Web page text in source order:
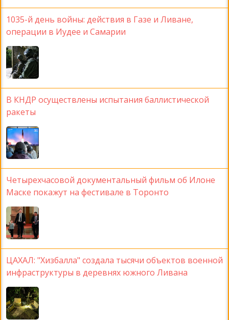
1035-й день войны: действия в Газе и Ливане,
операции в Иудее и Самарии
В КНДР осуществлены испытания баллистической
ракеты
Четырехчасовой документальный фильм об Илоне
Маске покажут на фестивале в Торонто
ЦАХАЛ: "Хизбалла" создала тысячи объектов военной
инфраструктуры в деревнях южного Ливана